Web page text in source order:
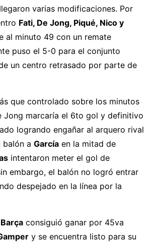
varias modificaciones. Por
Fati, De Jong, Piqué, Nico y
al minuto 49 con un remate
puso el 5-0 para el conjunto
un centro retrasado por parte de
que controlado sobre los minutos
Jong marcaría el 6to gol y definitivo
logrando engañar al arquero rival
a García en la mitad de
intentaron meter el gol de
embargo, el balón no logró entrar
despejado en la línea por la
Barça consiguió ganar por 45va
y se encuentra listo para su